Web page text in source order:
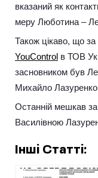
вказаний як
меру Люботина –
Також цікаво, що
YouControl в ТОВ
засновником був
Михайло
Останній мешкав
Василівною
Інші Статті:
НА